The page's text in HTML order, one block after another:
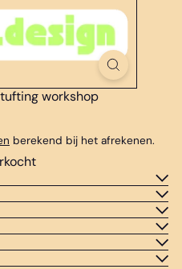
workshop
berekend bij het afrekenen.